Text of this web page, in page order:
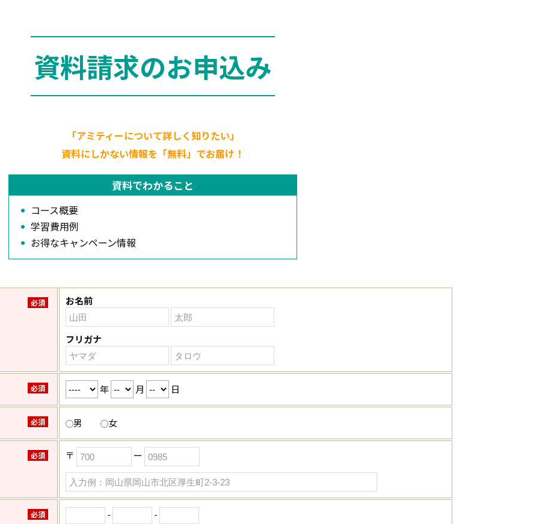
資料請求のお申込み
「アミティーについて詳しく知りたい」
資料にしかない情報を「無料」でお届け！
資料でわかること
コース概要
学習費用例
お得なキャンペーン情報
必須 お名前
フリガナ
必須 年 月 日
必須 男 女
必須 〒 ー
必須 - -